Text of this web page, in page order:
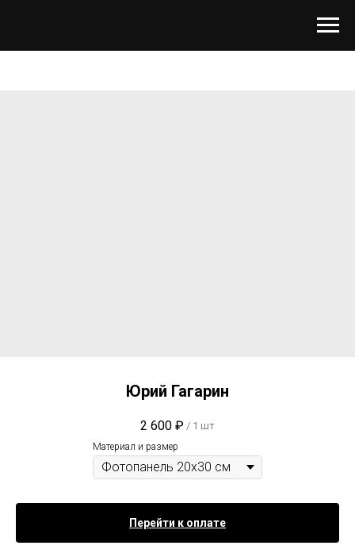
Юрий Гагарин
2 600 ₽ / 1 шт
Материал и размер
Перейти к оплате